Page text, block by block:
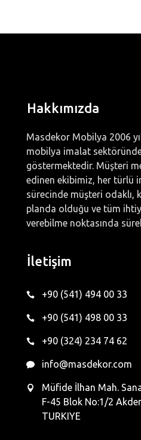
Hakkımızda
Masdekor Mobilya 2006
mobilya imalat
göstermektedir. Müşteri
edinen ekibimiz, her türlü
sürecinde müşteri odaklı,
planda olduğu ve tüm
verebilme noktasında
İletişim
+90 (541) 494 00 33
+90 (541) 498 00 33
+90 (324) 234 74 62
info@masdekor.com
Müfide İlhan Mah.
F-45 Blok No:1/2
TURKIYE